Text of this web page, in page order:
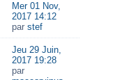
Mer 01 Nov,
2017 14:12
par stef
Jeu 29 Juin,
2017 19:28
par